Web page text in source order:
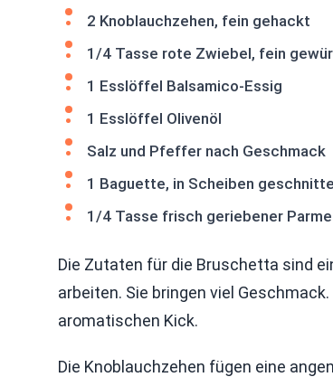
2 Knoblauchzehen, fein gehackt
1/4 Tasse rote Zwiebel, fein
1 Esslöffel Balsamico-Essig
1 Esslöffel Olivenöl
Salz und Pfeffer nach Geschmack
1 Baguette, in Scheiben
1/4 Tasse frisch geriebener
Die Zutaten für die Bruschetta sind
arbeiten. Sie bringen viel
aromatischen Kick.
Die Knoblauchzehen fügen eine